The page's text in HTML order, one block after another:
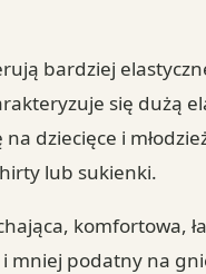
bardziej
się dużą
dziecięce i
lub sukienki.
komfortowa,
mniej podatny na